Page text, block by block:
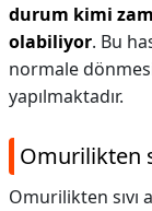
durum kimi
olabiliyor. Bu
normale
yapılmaktadır.
Omurilikten
Omurilikten sıvı